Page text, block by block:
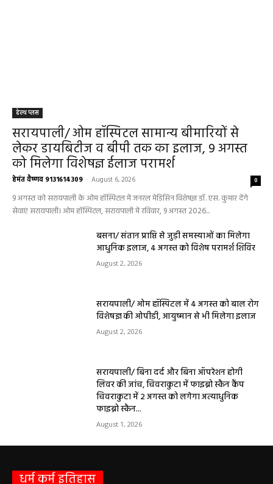
हेल्थ प्लस
सरायपाली/ ओम हॉस्पिटल सामान्य बीमारियों से
लेकर डायबिटीज व बीपी तक का इलाज, 9 अगस्त
को मिलेगा विशेषज्ञ ईलाज परामर्श
हेमंत वैष्णव 9131614309 - August 6, 2026 0
9 अगस्त को सरायपाली के ओम हॉस्पिटल में जनरल मेडिसिन विशेषज्ञ डॉ. एस. कुमार देंगे
सेवाएं सरायपाली। ओम हॉस्पिटल, सरायपाली में रविवार, 9 अगस्त 2026...
बसना/ संतान प्राप्ति से जुड़ी समस्याओं का मिलेगा
आधुनिक इलाज, 4 अगस्त को विशेष परामर्श शिविर
August 2, 2026
सरायपाली/ ओम हॉस्पिटल में 4 अगस्त को बाल रोग
विशेषज्ञ की ओपीडी, आयुष्मान से भी मिलेगा इलाज
August 2, 2026
सरायपाली/ बिना दर्द और बिना ऑपरेशन होगी
लिवर की जांच, चिवराकुटा में फाइब्रो स्कैन कैंप
चिवराकुटा में 2 अगस्त को लगेगा अत्याधुनिक
फाइब्रो स्कैन...
August 1, 2026
धर्म कर्म इतिहास